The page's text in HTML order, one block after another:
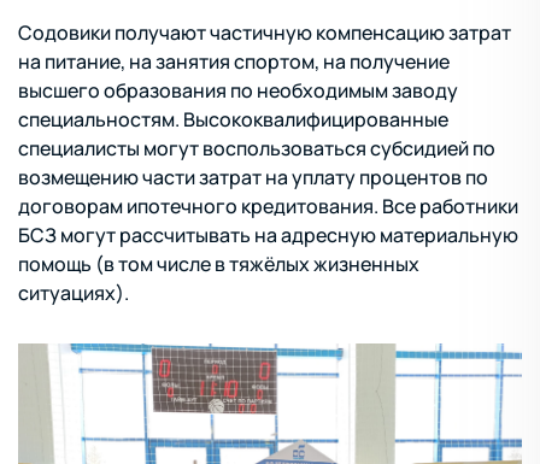
Содовики получают частичную компенсацию затрат
на питание, на занятия спортом, на получение
высшего образования по необходимым заводу
специальностям. Высококвалифицированные
специалисты могут воспользоваться субсидией по
возмещению части затрат на уплату процентов по
договорам ипотечного кредитования. Все работники
БСЗ могут рассчитывать на адресную материальную
помощь (в том числе в тяжёлых жизненных
ситуациях).